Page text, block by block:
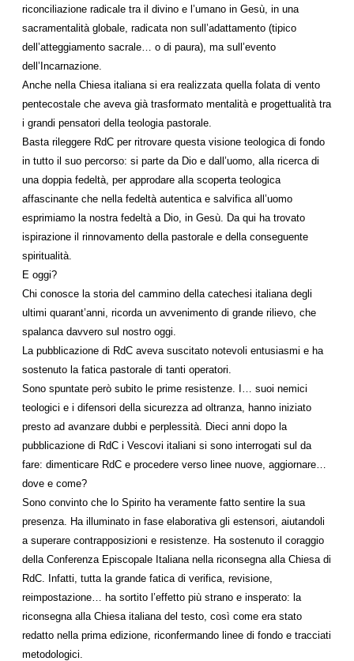
riconciliazione radicale tra il divino e l’umano in Gesù, in una
sacramentalità globale, radicata non sull’adattamento (tipico
dell’atteggiamento sacrale… o di paura), ma sull’evento
dell’Incarnazione.
Anche nella Chiesa italiana si era realizzata quella folata di vento
pentecostale che aveva già trasformato mentalità e progettualità tra
i grandi pensatori della teologia pastorale.
Basta rileggere RdC per ritrovare questa visione teologica di fondo
in tutto il suo percorso: si parte da Dio e dall’uomo, alla ricerca di
una doppia fedeltà, per approdare alla scoperta teologica
affascinante che nella fedeltà autentica e salvifica all’uomo
esprimiamo la nostra fedeltà a Dio, in Gesù. Da qui ha trovato
ispirazione il rinnovamento della pastorale e della conseguente
spiritualità.
E oggi?
Chi conosce la storia del cammino della catechesi italiana degli
ultimi quarant’anni, ricorda un avvenimento di grande rilievo, che
spalanca davvero sul nostro oggi.
La pubblicazione di RdC aveva suscitato notevoli entusiasmi e ha
sostenuto la fatica pastorale di tanti operatori.
Sono spuntate però subito le prime resistenze. I… suoi nemici
teologici e i difensori della sicurezza ad oltranza, hanno iniziato
presto ad avanzare dubbi e perplessità. Dieci anni dopo la
pubblicazione di RdC i Vescovi italiani si sono interrogati sul da
fare: dimenticare RdC e procedere verso linee nuove, aggiornare…
dove e come?
Sono convinto che lo Spirito ha veramente fatto sentire la sua
presenza. Ha illuminato in fase elaborativa gli estensori, aiutandoli
a superare contrapposizioni e resistenze. Ha sostenuto il coraggio
della Conferenza Episcopale Italiana nella riconsegna alla Chiesa di
RdC. Infatti, tutta la grande fatica di verifica, revisione,
reimpostazione… ha sortito l’effetto più strano e insperato: la
riconsegna alla Chiesa italiana del testo, così come era stato
redatto nella prima edizione, riconfermando linee di fondo e tracciati
metodologici.